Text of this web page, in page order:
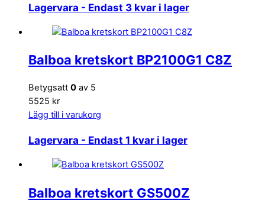
Lagervara - Endast 3 kvar i lager
Balboa kretskort BP2100G1 C8Z
Betygsatt 0 av 5
5525 kr
Lägg till i varukorg
Lagervara - Endast 1 kvar i lager
Balboa kretskort GS500Z